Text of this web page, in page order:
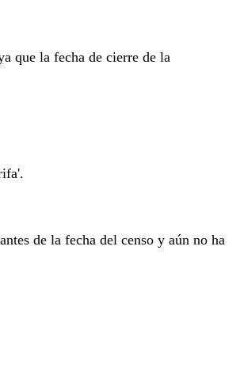
que la fecha de cierre de la
de la fecha del censo y aún no ha